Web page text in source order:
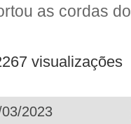
as cordas
visualizações
2023